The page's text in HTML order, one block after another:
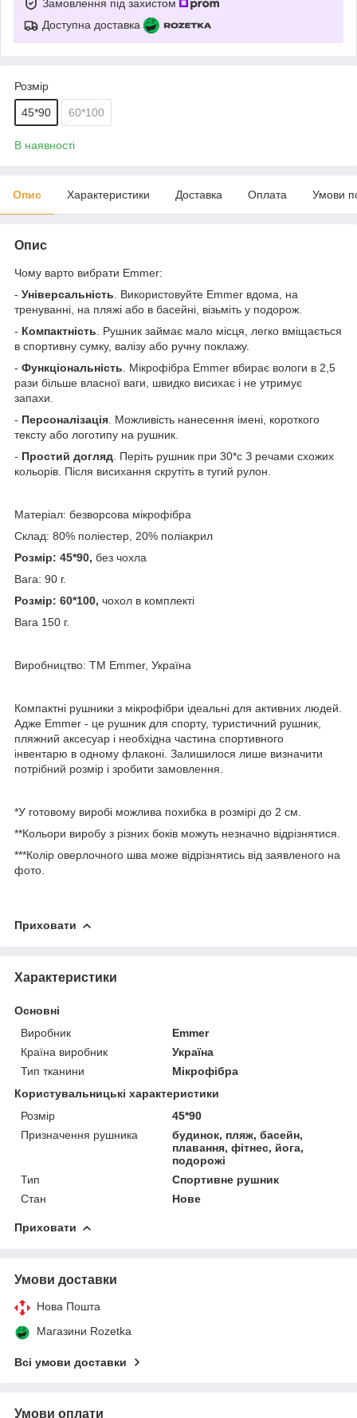
Замовлення під захистом
Доступна доставка
Розмір
45*90 60*100
В наявності
Опис Характеристики Доставка Оплата Умови
Опис
Чому варто вибрати Emmer:
- Універсальність . Використовуйте Emmer вдома, на
тренуванні, на пляжі або в басейні, візьміть у подорож.
- Компактність . Рушник займає мало місця, легко вміщається
в спортивну сумку, валізу або ручну поклажу.
- Функціональність . Мікрофібра Emmer вбирає вологи в 2,5
рази більше власної ваги, швидко висихає і не утримує
запахи.
- Персоналізація . Можливість нанесення імені, короткого
тексту або логотипу на рушник.
- Простий догляд . Періть рушник при 30*с З речами схожих
кольорів. Після висихання скрутіть в тугий рулон.
Матеріал: безворсова мікрофібра
Склад: 80% поліестер, 20% поліакрил
Розмір: 45*90, без чохла
Вага: 90 г.
Розмір: 60*100, чохол в комплекті
Вага 150 г.
Виробництво: ТМ Emmer, Україна
Компактні рушники з мікрофібри ідеальні для активних людей.
Адже Emmer - це рушник для спорту, туристичний рушник,
пляжний аксесуар і необхідна частина спортивного
інвентарю в одному флаконі. Залишилося лише визначити
потрібний розмір і зробити замовлення.
*У готовому виробі можлива похибка в розмірі до 2 см.
**Кольори виробу з різних боків можуть незначно відрізнятися.
***Колір оверлочного шва може відрізнятись від заявленого на
фото.
Приховати
Характеристики
Основні
Виробник
Emmer
Країна виробник
Україна
Тип тканини
Мікрофібра
Користувальницькі характеристики
Розмір
45*90
Призначення рушника
будинок, пляж, басейн,
плавання, фітнес, йога,
подорожі
Тип
Спортивне рушник
Стан
Нове
Приховати
Умови доставки
Нова Пошта
Магазини Rozetka
Всі умови доставки
Умови оплати